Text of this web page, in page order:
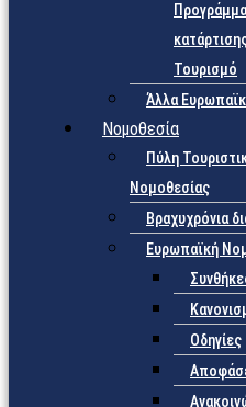
Τουρισμό
Άλλα
Νομοθεσία
Πύλη
Νομοθεσίας
Βραχυχρόνια
Ευρωπαϊκή
Οδηγίες